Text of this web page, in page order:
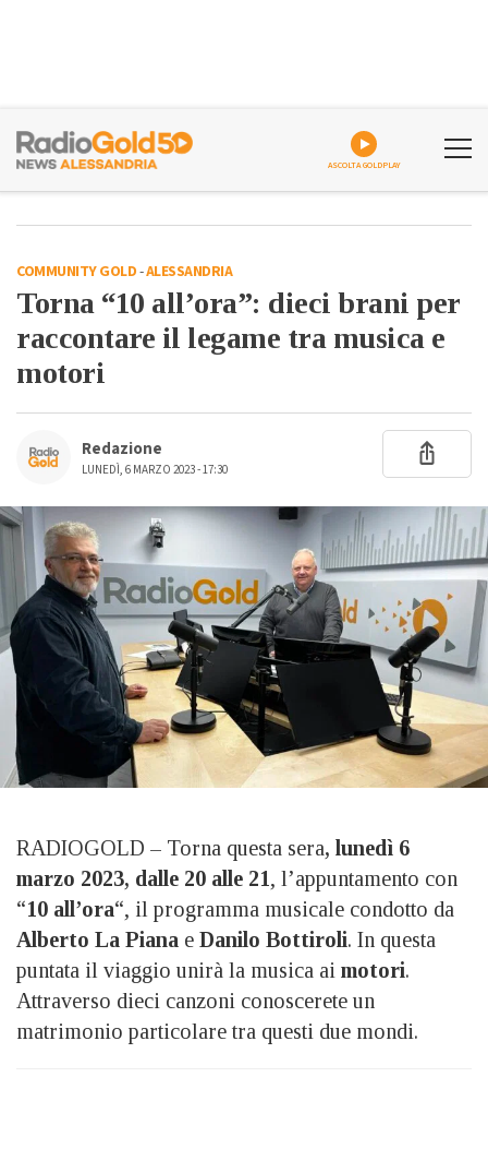
ASCOLTA GOLDPLAY
COMMUNITY GOLD-ALESSANDRIA
Torna “10 all’ora”: dieci brani per
raccontare il legame tra musica e
motori
Redazione
LUNEDÌ, 6 MARZO 2023 - 17:30
RADIOGOLD – Torna questa sera, lunedì 6
marzo 2023, dalle 20 alle 21, l’appuntamento con
“10 all’ora“, il programma musicale condotto da
Alberto La Piana e Danilo Bottiroli. In questa
puntata il viaggio unirà la musica ai motori.
Attraverso dieci canzoni conoscerete un
matrimonio particolare tra questi due mondi.